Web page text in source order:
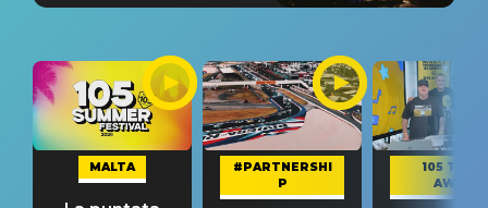
MALTA
#PARTNERSHI
P
105 TAKE
AWAY